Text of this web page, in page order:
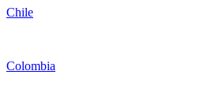
Chile
Colombia